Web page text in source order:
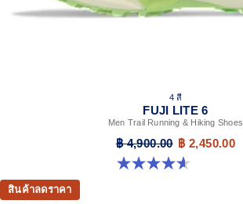
4 สี
FUJI LITE 6
Men Trail Running & Hiking Shoes
฿ 4,900.00 ฿ 2,450.00
4.6 จาก 5 ดาว 74 รีวิว
สินค้าลดราคา